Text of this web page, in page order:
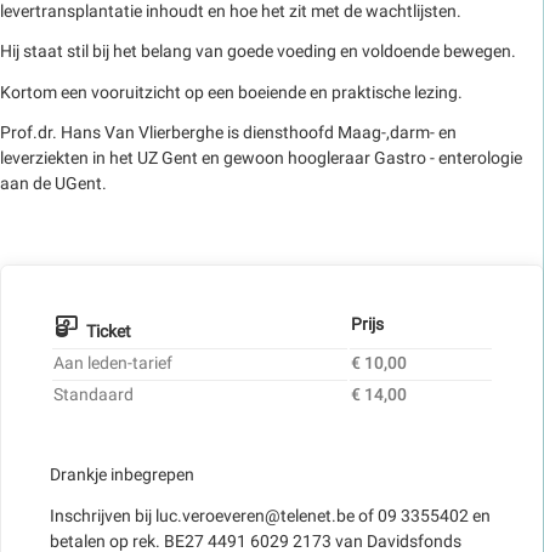
levertransplantatie inhoudt en hoe het zit met de wachtlijsten.
Hij staat stil bij het belang van goede voeding en voldoende bewegen.
Kortom een vooruitzicht op een boeiende en praktische lezing.
Prof.dr. Hans Van Vlierberghe is diensthoofd Maag-,darm- en
leverziekten in het UZ Gent en gewoon hoogleraar Gastro - enterologie
aan de UGent.
Ticket
Prijs
Aan leden-tarief
€ 10,00
Standaard
€ 14,00
Drankje inbegrepen
Inschrijven bij luc.veroeveren@telenet.be of 09 3355402 en
betalen op rek. BE27 4491 6029 2173 van Davidsfonds